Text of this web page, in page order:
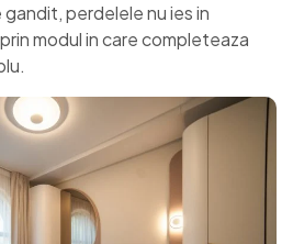
perdelele nu ies in
modul in care completeaza